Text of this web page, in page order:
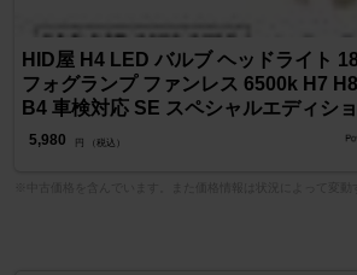
HID屋 H4 LED バルブ ヘッドライト
フォグランプ ファンレス 6500k H7
B4 車検対応 SE スペシャルエディシ
5,980 円 （税込）